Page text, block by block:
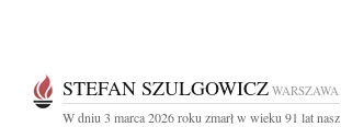
STEFAN SZULGOWICZ WARSZAWA
W dniu 3 marca 2026 roku zmarł w wieku 91 lat nasz